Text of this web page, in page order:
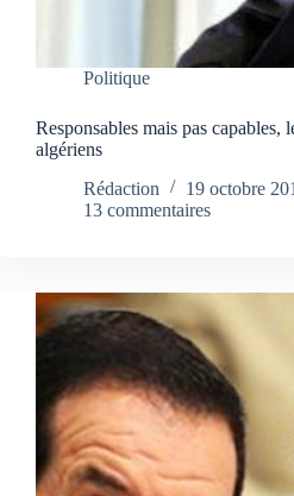
Politique
Responsables mais pas capables,
algériens
Rédaction
19 octobre
13 commentaires